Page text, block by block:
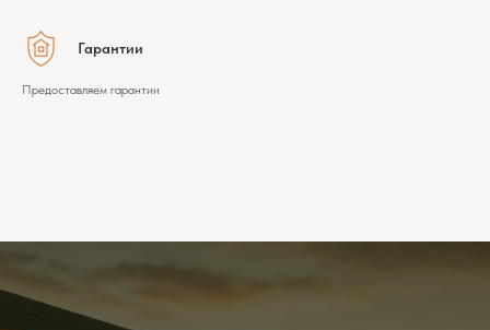
Гарантии
Предоставляем гарантии